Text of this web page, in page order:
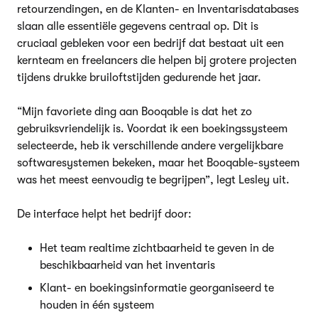
retourzendingen, en de Klanten- en Inventarisdatabases
slaan alle essentiële gegevens centraal op. Dit is
cruciaal gebleken voor een bedrijf dat bestaat uit een
kernteam en freelancers die helpen bij grotere projecten
tijdens drukke bruiloftstijden gedurende het jaar.
“Mijn favoriete ding aan Booqable is dat het zo
gebruiksvriendelijk is. Voordat ik een boekingssysteem
selecteerde, heb ik verschillende andere vergelijkbare
softwaresystemen bekeken, maar het Booqable-systeem
was het meest eenvoudig te begrijpen”, legt Lesley uit.
De interface helpt het bedrijf door:
Het team realtime zichtbaarheid te geven in de
beschikbaarheid van het inventaris
Klant- en boekingsinformatie georganiseerd te
houden in één systeem